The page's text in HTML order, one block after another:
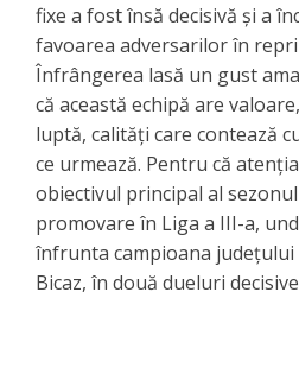
fixe a fost însă decisivă și a
favoarea adversarilor în
Înfrângerea lasă un gust
că această echipă are
luptă, calități care contează
ce urmează. Pentru că
obiectivul principal al
promovare în Liga a III-a,
înfrunta campioana județului
Bicaz, în două dueluri